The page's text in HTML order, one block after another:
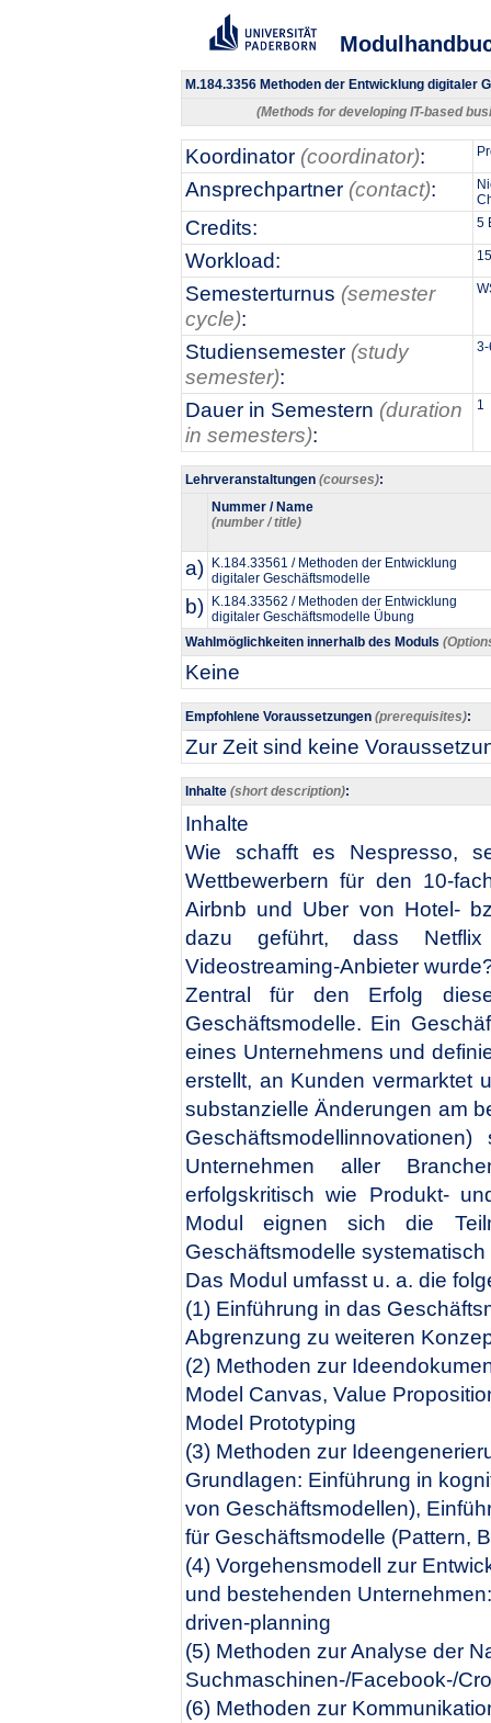
M.184.3356 Methoden der Entwicklung digitaler
(Methods for developing IT-based
Koordinator (coordinator):
Ansprechpartner (contact):
Credits: 5
Workload:
Semesterturnus (semester
cycle):
Studiensemester (study
semester):
Dauer in Semestern (duration
in semesters):
1
Lehrveranstaltungen (courses):
Nummer / Name
(number / title)
a)
K.184.33561 / Methoden der Entwicklung
digitaler Geschäftsmodelle
b)
K.184.33562 / Methoden der Entwicklung
digitaler Geschäftsmodelle Übung
Wahlmöglichkeiten innerhalb des Moduls
Keine
Empfohlene Voraussetzungen (prerequisites):
Zur Zeit sind keine
Inhalte (short description):
Inhalte
Wie schafft es Nespresso,
Wettbewerbern für den 10-
Airbnb und Uber von Hotel-
dazu geführt, dass
Videostreaming-Anbieter
Zentral für den Erfolg
Geschäftsmodelle. Ein
eines Unternehmens und
erstellt, an Kunden vermarktet
substanzielle Änderungen am
Unternehmen aller
erfolgskritisch wie Produkt-
Modul eignen sich die
Geschäftsmodelle
Das Modul umfasst u. a. die
(1) Einführung in das
Abgrenzung zu weiteren
(2) Methoden zur
Model Canvas, Value
Model Prototyping
(3) Methoden zur
Grundlagen: Einführung in
von Geschäftsmodellen),
für Geschäftsmodelle (Pattern,
(4) Vorgehensmodell zur
und bestehenden
driven-planning
(5) Methoden zur Analyse der
Suchmaschinen-/Facebook-/
(6) Methoden zur